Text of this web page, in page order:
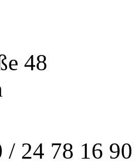
48
/ 24 78 16 90